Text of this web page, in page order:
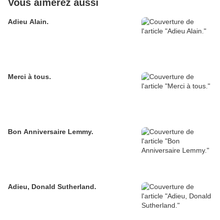
Vous aimerez aussi
Adieu Alain.
Merci à tous.
Bon Anniversaire Lemmy.
Adieu, Donald Sutherland.